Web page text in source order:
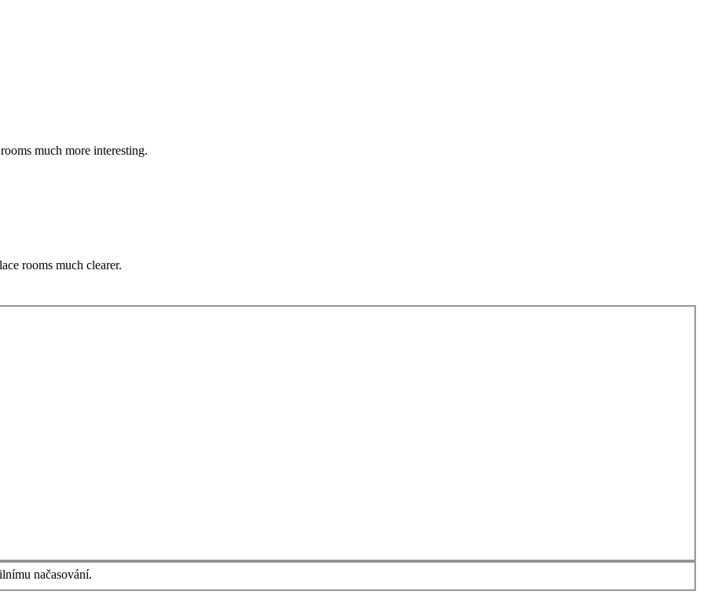
much more interesting.
rooms much clearer.
načasování.